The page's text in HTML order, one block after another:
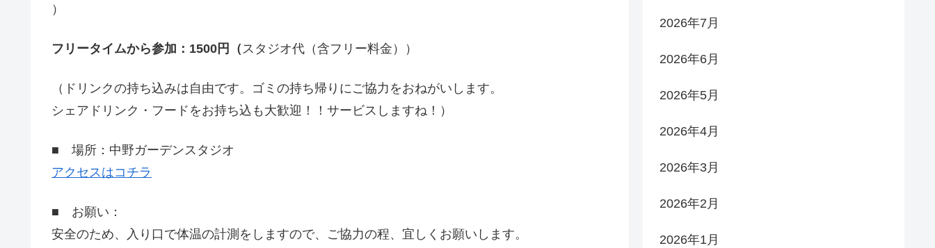
）
フリータイムから参加： 1500円（ スタジオ代（含フリー料金））
（ドリンクの持ち込みは自由です。ゴミの持ち帰りにご協力をおねがいします。
シェアドリンク・フードをお持ち込も大歓迎！！サービスしますね！）
■ 場所：中野ガーデンスタジオ
アクセスはコチラ
■ お願い：
安全のため、入り口で体温の計測をしますので、ご協力の程、宜しくお願いします。
2026年7月
2026年6月
2026年5月
2026年4月
2026年3月
2026年2月
2026年1月